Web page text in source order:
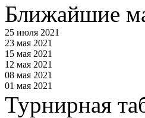
Ближайшие
25 июля 2021
23 мая 2021
15 мая 2021
12 мая 2021
08 мая 2021
01 мая 2021
Турнирная